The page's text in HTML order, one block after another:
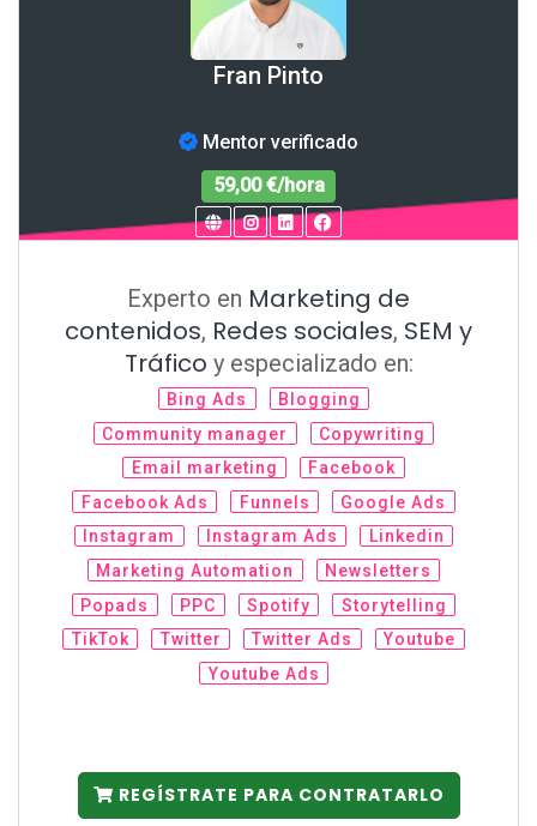
Fran Pinto
Mentor verificado
59,00 €/hora
Experto en Marketing de
contenidos, Redes sociales, SEM y
Tráfico y especializado en:
Bing Ads
Blogging
Community manager
Copywriting
Email marketing
Facebook
Facebook Ads
Funnels
Google Ads
Instagram
Instagram Ads
Linkedin
Marketing Automation
Newsletters
Popads
PPC Spotify
Storytelling
TikTok
Twitter Twitter Ads
Youtube
Youtube Ads
REGÍSTRATE PARA CONTRATARLO